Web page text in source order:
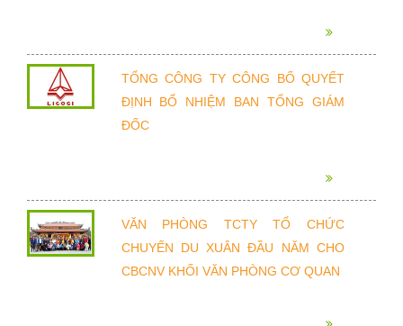
TỔNG CÔNG TY CÔNG BỐ QUYẾT
ĐỊNH BỔ NHIỆM BAN TỔNG GIÁM
ĐỐC
VĂN PHÒNG TCTY TỔ CHỨC
CHUYẾN DU XUÂN ĐẦU NĂM CHO
CBCNV KHỐI VĂN PHÒNG CƠ QUAN